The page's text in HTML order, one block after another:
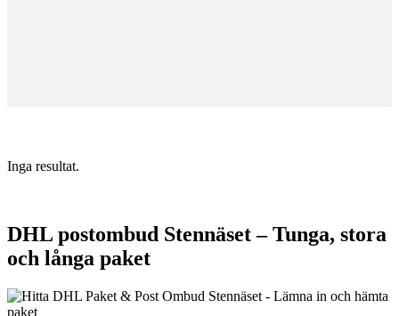
Inga resultat.
DHL postombud Stennäset – Tunga, stora
och långa paket